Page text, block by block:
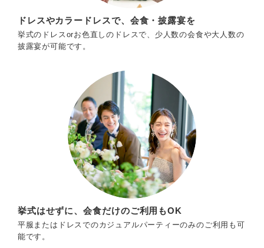
ドレスやカラードレスで、会食・披露宴を
挙式のドレスorお色直しのドレスで、少人数の会食や大人数の
披露宴が可能です。
挙式はせずに、会食だけのご利用もOK
平服またはドレスでのカジュアルパーティーのみのご利用も可
能です。